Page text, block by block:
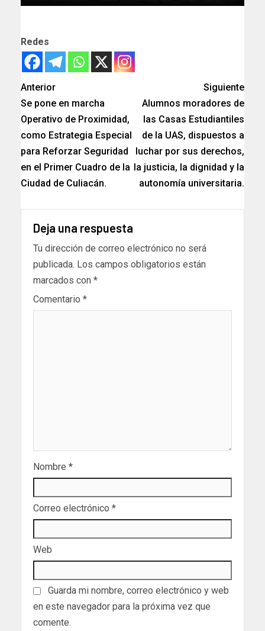
Redes
Anterior
Se pone en marcha
Operativo de Proximidad,
como Estrategia Especial
para Reforzar Seguridad
en el Primer Cuadro de la
Ciudad de Culiacán.
Siguiente
Alumnos moradores de
las Casas Estudiantiles
de la UAS, dispuestos a
luchar por sus derechos,
la justicia, la dignidad y la
autonomía universitaria.
Deja una respuesta
Tu dirección de correo electrónico no será
publicada. Los campos obligatorios están
marcados con *
Comentario *
Nombre *
Correo electrónico *
Web
Guarda mi nombre, correo electrónico y web
en este navegador para la próxima vez que
comente.